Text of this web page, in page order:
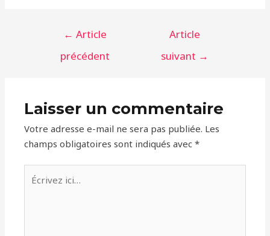
Navigation
l’article
← Article
précédent
Article
suivant →
Laisser un commentaire
Votre adresse e-mail ne sera pas publiée. Les
champs obligatoires sont indiqués avec*
ici…